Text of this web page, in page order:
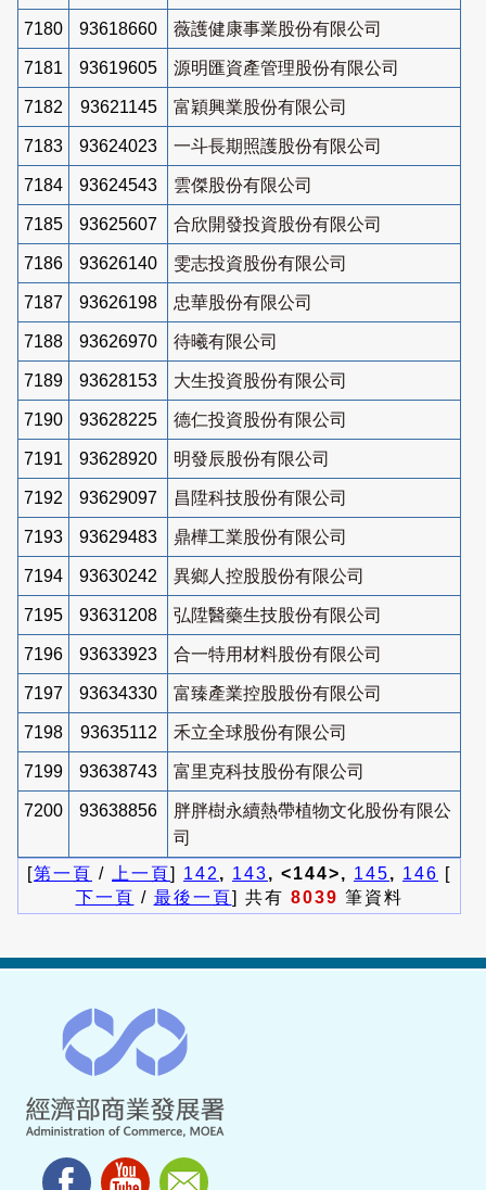
7180 93618660 薇護健康事業股份有限公司
7181 93619605 源明匯資產管理股份有限公司
7182 93621145 富穎興業股份有限公司
7183 93624023 一斗長期照護股份有限公司
7184 93624543 雲傑股份有限公司
7185 93625607 合欣開發投資股份有限公司
7186 93626140 雯志投資股份有限公司
7187 93626198 忠華股份有限公司
7188 93626970 待曦有限公司
7189 93628153 大生投資股份有限公司
7190 93628225 德仁投資股份有限公司
7191 93628920 明發辰股份有限公司
7192 93629097 昌陞科技股份有限公司
7193 93629483 鼎樺工業股份有限公司
7194 93630242 異鄉人控股股份有限公司
7195 93631208 弘陞醫藥生技股份有限公司
7196 93633923 合一特用材料股份有限公司
7197 93634330 富臻產業控股股份有限公司
7198 93635112 禾立全球股份有限公司
7199 93638743 富里克科技股份有限公司
7200 93638856
胖胖樹永續熱帶植物文化股份有限公
司
[第一頁 / 上一頁] 142 , 143, <144>, 145, 146 [
下一頁 / 最後一頁] 共有 8039 筆資料